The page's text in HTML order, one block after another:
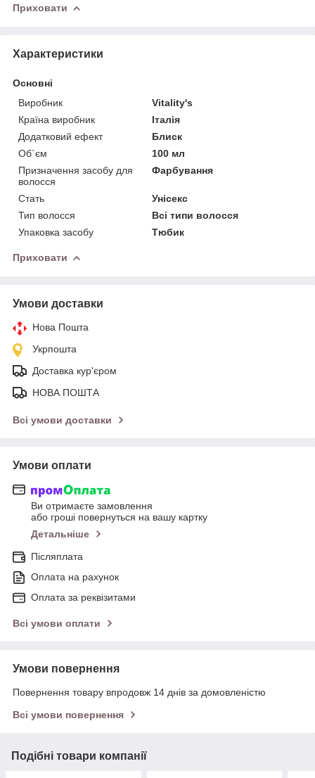
Приховати
Характеристики
Основні
Виробник
Vitality's
Країна виробник
Італія
Додатковий ефект
Блиск
Об`єм
100 мл
Призначення засобу для
волосся
Фарбування
Стать
Унісекс
Тип волосся
Всі типи волосся
Упаковка засобу
Тюбик
Приховати
Умови доставки
Нова Пошта
Укрпошта
Доставка кур'єром
НОВА ПОШТА
Всі умови доставки
Умови оплати
Ви отримаєте замовлення
або гроші повернуться на вашу картку
Детальніше
Післяплата
Оплата на рахунок
Оплата за реквізитами
Всі умови оплати
Умови повернення
Повернення товару впродовж 14 днів за домовленістю
Всі умови повернення
Подібні товари компанії